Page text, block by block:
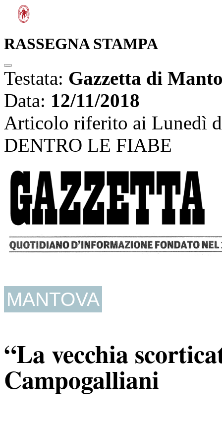
RASSEGNA STAMPA
Testata: Gazzetta di
Data: 12/11/2018
Articolo riferito ai Lunedì
DENTRO LE FIABE
MANTOVA
“La vecchia
Campogalliani